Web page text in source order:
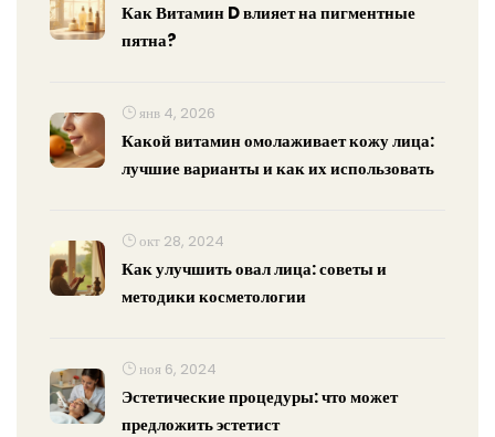
Как Витамин D влияет на пигментные
пятна?
янв 4, 2026
Какой витамин омолаживает кожу лица:
лучшие варианты и как их использовать
окт 28, 2024
Как улучшить овал лица: советы и
методики косметологии
ноя 6, 2024
Эстетические процедуры: что может
предложить эстетист